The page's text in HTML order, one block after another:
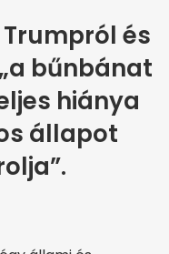
és
bűnbánat
hiánya
állapot